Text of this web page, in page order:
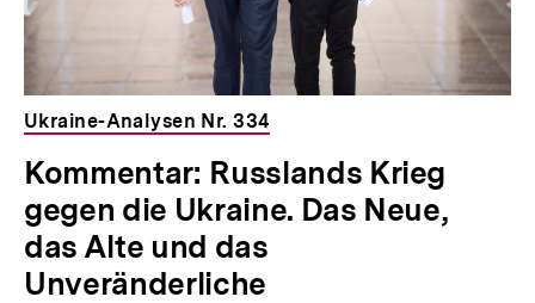
Ukraine-Analysen Nr. 334
Kommentar: Russlands Krieg
gegen die Ukraine. Das Neue,
das Alte und das
Unveränderliche